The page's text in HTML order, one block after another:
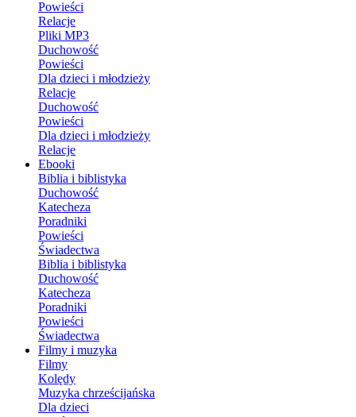
Powieści
Relacje
Pliki MP3
Duchowość
Powieści
Dla dzieci i młodzieży
Relacje
Duchowość
Powieści
Dla dzieci i młodzieży
Relacje
Ebooki
Biblia i biblistyka
Duchowość
Katecheza
Poradniki
Powieści
Świadectwa
Biblia i biblistyka
Duchowość
Katecheza
Poradniki
Powieści
Świadectwa
Filmy i muzyka
Filmy
Kolędy
Muzyka chrześcijańska
Dla dzieci